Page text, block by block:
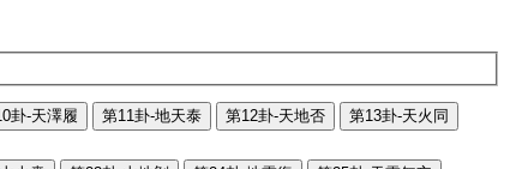
卦-天澤履 第11卦-地天泰 第12卦-天地否 第13卦-天火同